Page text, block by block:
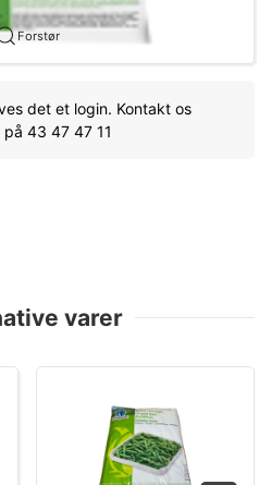
Forstør
det et login. Kontakt os
43 47 47 11
varer